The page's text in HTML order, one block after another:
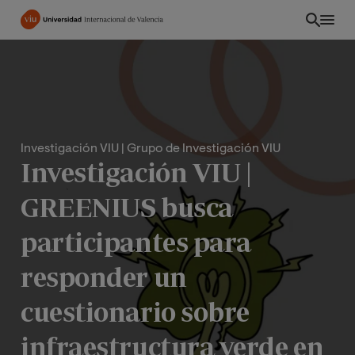
Pasar
CO
Investigación VIU | Grupo de Investigación VIU
Investigación VIU |
GREENIUS busca
participantes para
responder un
cuestionario sobre
infraestructura verde en